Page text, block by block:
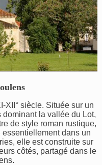
XII° siècle. Située sur un
la vallée du Lot,
de style roman rustique,
dans un
elle est construite sur
côtés, partagé dans le